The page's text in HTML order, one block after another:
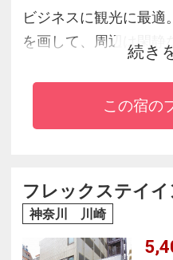
ビジネスに観光に最適
を画して、周辺は閑静
で、中・長期滞在にも
Wi-Fi接続無料。
続き
この宿の
フレックステイ
神奈川 川崎